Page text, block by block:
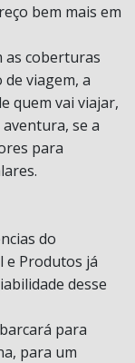
bem mais em
as coberturas
viagem, a
quem vai viajar,
se a
para
do
e Produtos já
desse
para
para um